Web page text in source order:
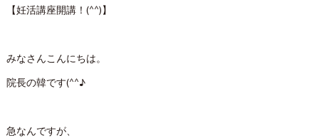
【妊活講座開講！(^^)】
みなさんこんにちは。
院長の韓です(^^♪
急なんですが、